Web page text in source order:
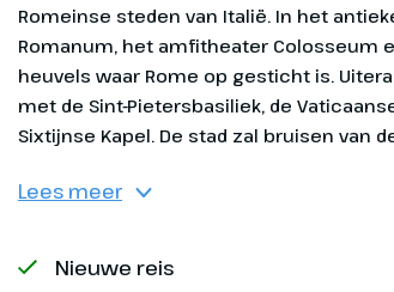
Lees meer
Nieuwe reis